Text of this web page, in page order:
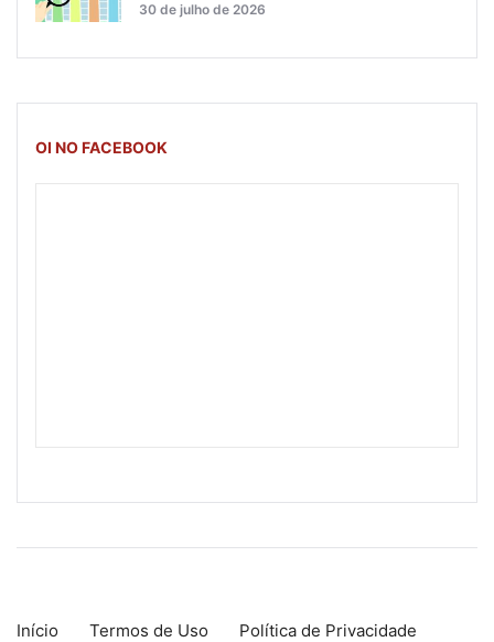
30 de julho de 2026
OI NO FACEBOOK
Início Termos de Uso Política de Privacidade